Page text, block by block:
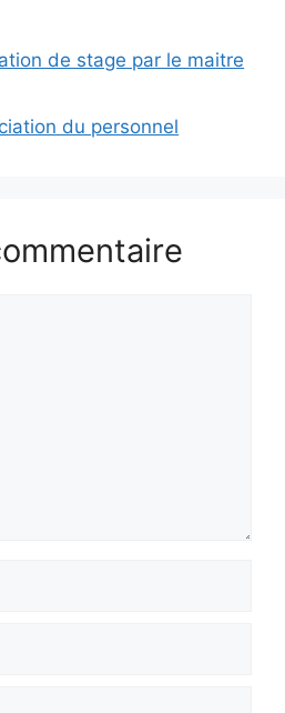
de stage par le maitre
du personnel